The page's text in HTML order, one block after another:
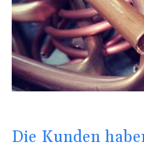
Die Kunden